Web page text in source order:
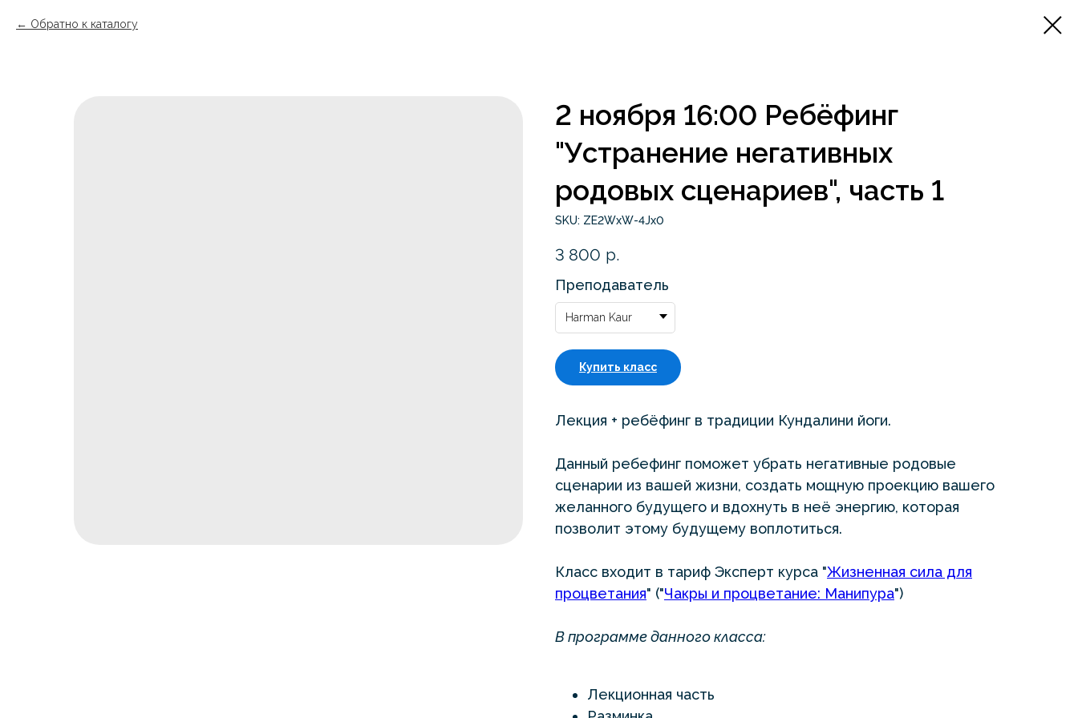
Обратно к каталогу
2 ноября 16:00 Ребёфинг
"Устранение негативных
родовых сценариев", часть 1
SKU: ZE2WxW-4Jx0
3 800 р.
Преподаватель
Купить класс
Лекция + ребёфинг в традиции Кундалини йоги.
Данный ребефинг поможет убрать негативные родовые
сценарии из вашей жизни, создать мощную проекцию вашего
желанного будущего и вдохнуть в неё энергию, которая
позволит этому будущему воплотиться.
Класс входит в тариф Эксперт курса "Жизненная сила для
процветания" ("Чакры и процветание: Манипура")
В программе данного класса:
Лекционная часть